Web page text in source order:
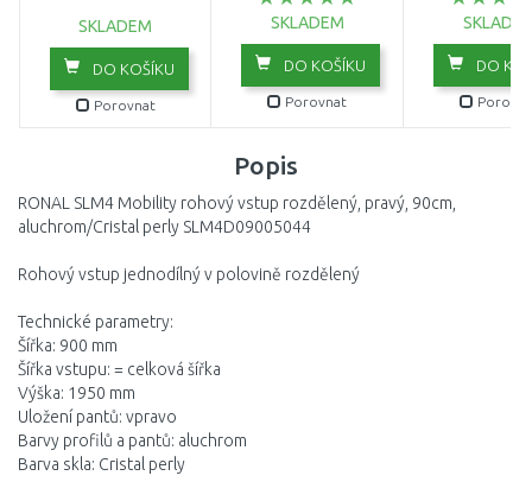
SKLADEM
DO KOŠÍKU
Porovnat
SKLADEM
DO KOŠÍKU
Porovnat
DO
Popis
RONAL SLM4 Mobility rohový vstup rozdělený, pravý, 90cm,
aluchrom/Cristal perly SLM4D09005044
Rohový vstup jednodílný v polovině rozdělený
Technické parametry:
Šířka: 900 mm
Šířka vstupu: = celková šířka
Výška: 1950 mm
Uložení pantů: vpravo
Barvy profilů a pantů: aluchrom
Barva skla: Cristal perly